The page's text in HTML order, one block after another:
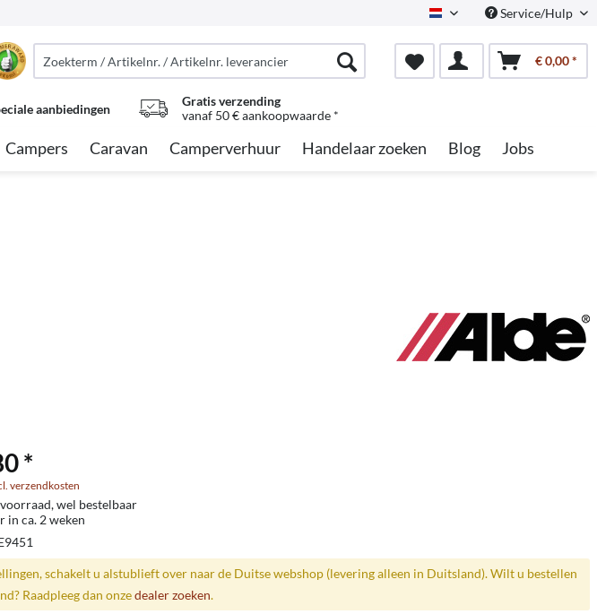
Dutch Service/Hulp
€ 0,00 *
aanbiedingen
Gratis verzending
vanaf 50 € aankoopwaarde *
Campers Caravan Camperverhuur Handelaar zoeken Blog Jobs
*
verzendkosten
wel bestelbaar
in ca. 2 weken
schakelt u alstublieft over naar de Duitse webshop (levering alleen in Duitsland). Wilt u bestellen
Raadpleeg dan onzedealer zoeken.